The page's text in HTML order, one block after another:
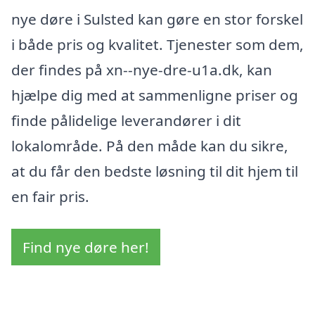
nye døre i Sulsted kan gøre en stor forskel
i både pris og kvalitet. Tjenester som dem,
der findes på xn--nye-dre-u1a.dk, kan
hjælpe dig med at sammenligne priser og
finde pålidelige leverandører i dit
lokalområde. På den måde kan du sikre,
at du får den bedste løsning til dit hjem til
en fair pris.
Find nye døre her!